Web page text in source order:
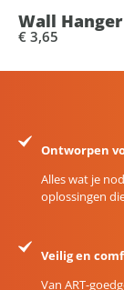
Wall
€ 3,65
Ontworpen
Alles wat je
oplossingen
Veilig en
Van ART-